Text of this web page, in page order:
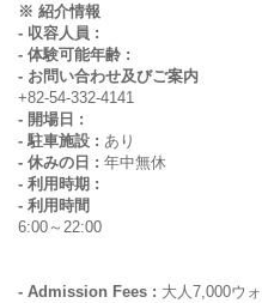
※ 紹介情報
- 収容人員 :
- 体験可能年齢 :
- お問い合わせ及びご案内
+82-54-332-4141
- 開場日 :
- 駐車施設 : あり
- 休みの日 : 年中無休
- 利用時期 :
- 利用時間
6:00～22:00
- Admission Fees : 大人7,000ウ